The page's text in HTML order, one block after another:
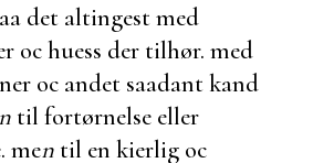
det altingest med
oc huess der tilhør. med
oc andet saadant kand
n til fortørnelse eller
men til en kierlig oc